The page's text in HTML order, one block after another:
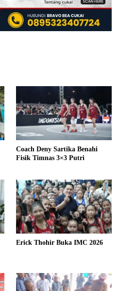
Coach Deny Sartika Benahi
Fisik Timnas 3×3 Putri
Erick Thohir Buka IMC 2026